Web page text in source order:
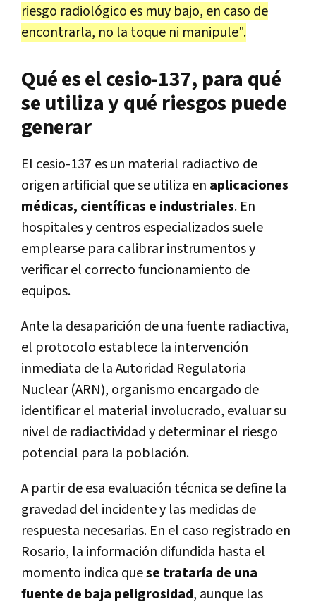
riesgo radiológico es muy bajo, en caso de
encontrarla, no la toque ni manipule".
Qué es el cesio-137, para qué
se utiliza y qué riesgos puede
generar
El cesio-137 es un material radiactivo de
origen artificial que se utiliza en aplicaciones
médicas, científicas e industriales. En
hospitales y centros especializados suele
emplearse para calibrar instrumentos y
verificar el correcto funcionamiento de
equipos.
Ante la desaparición de una fuente radiactiva,
el protocolo establece la intervención
inmediata de la Autoridad Regulatoria
Nuclear (ARN), organismo encargado de
identificar el material involucrado, evaluar su
nivel de radiactividad y determinar el riesgo
potencial para la población.
A partir de esa evaluación técnica se define la
gravedad del incidente y las medidas de
respuesta necesarias. En el caso registrado en
Rosario, la información difundida hasta el
momento indica quese trataría de una
fuente de baja peligrosidad, aunque las